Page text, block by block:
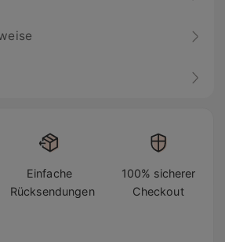
Einfache
Rücksendungen
100% sicherer
Checkout